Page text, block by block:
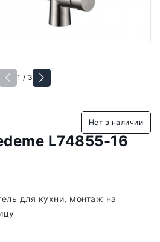
1 / 3
Нет в наличии
L74855-16
для кухни, монтаж на